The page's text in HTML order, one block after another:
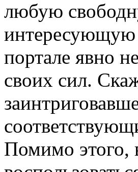
любую
интересующую
портале явно
своих сил.
Помимо этого,